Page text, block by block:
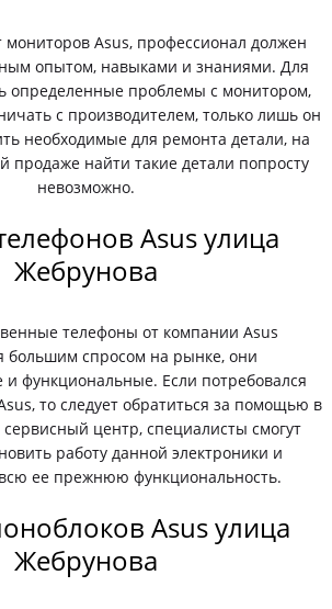
Asus, профессионал должен
опытом, навыками и знаниями. Для
определенные проблемы с монитором,
с производителем, только лишь он
необходимые для ремонта детали, на
продаже найти такие детали попросту
невозможно.
Asus улица
Жебрунова
телефоны от компании Asus
большим спросом на рынке, они
и функциональные. Если потребовался
то следует обратиться за помощью в
центр, специалисты смогут
работу данной электроники и
всю ее прежнюю функциональность.
Asus улица
Жебрунова